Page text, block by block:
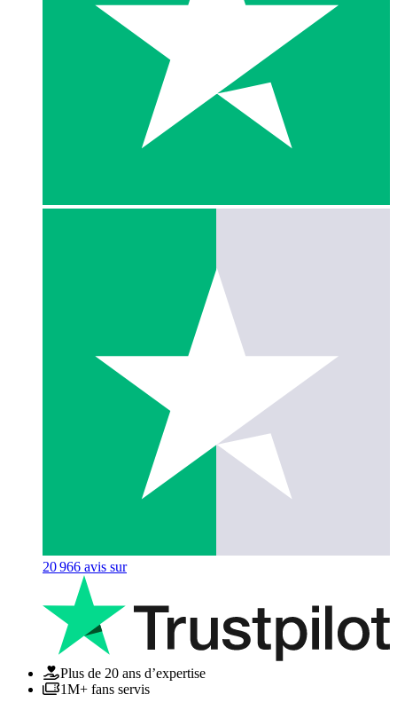
20 966 avis sur
Plus de 20 ans d’expertise
1M+ fans servis